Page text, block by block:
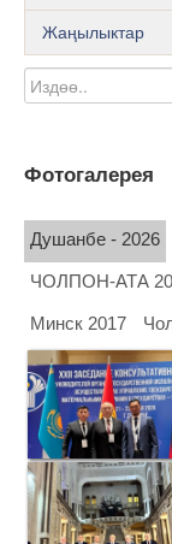
Жаңылыктар
Фотогалерея
Душанбе - 2026
ЧОЛПОН-АТА
Минск 2017